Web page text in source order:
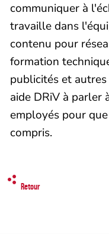
communiquer à
travaille dans
contenu pour
formation
publicités et
aide DRiV à parler
employés pour
compris.
Retour